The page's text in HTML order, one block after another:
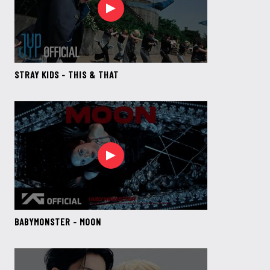
STRAY KIDS - THIS & THAT
BABYMONSTER - MOON